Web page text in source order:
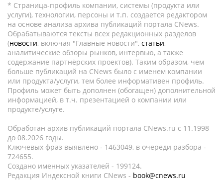
* Страница-профиль компании, системы (продукта или
услуги), технологии, персоны и т.п. создается редактором
на основе анализа архива публикаций портала CNews.
Обрабатываются тексты всех редакционных разделов
(новости, включая "Главные новости", статьи,
аналитические обзоры рынков, интервью, а также
содержание партнёрских проектов). Таким образом, чем
больше публикаций на CNews было с именем компании
или продукта/услуги, тем более информативен профиль.
Профиль может быть дополнен (обогащен) дополнительной
информацией, в т.ч. презентацией о компании или
продукте/услуге.
Обработан архив публикаций портала CNews.ru c 11.1998
до 08.2026 годы.
Ключевых фраз выявлено - 1463049, в очереди разбора -
724655.
Создано именных указателей - 199124.
Редакция Индексной книги CNews - book@cnews.ru